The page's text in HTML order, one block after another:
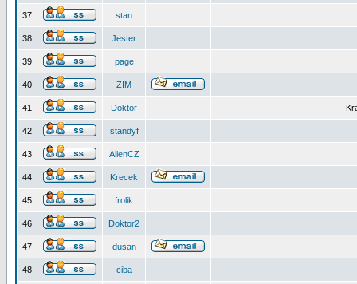
37 stan
38 Jester
39 page
40 ZIM
41 Doktor
42 standyf
43 AlienCZ
44 Krecek
45 frolik
46 Doktor2
47 dusan
48 ciba